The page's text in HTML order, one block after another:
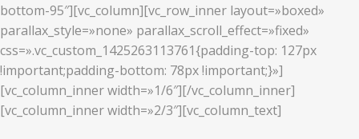
bottom-95″][vc_column][vc_row_inner layout=»boxed»
parallax_style=»none» parallax_scroll_effect=»fixed»
css=».vc_custom_1425263113761{padding-top: 127px
!important;padding-bottom: 78px !important;}»]
[vc_column_inner width=»1/6″][/vc_column_inner]
[vc_column_inner width=»2/3″][vc_column_text]